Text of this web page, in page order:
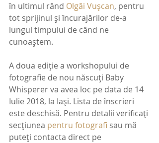
în ultimul rând Olgăi Vușcan, pentru
tot sprijinul și încurajărilor de-a
lungul timpului de când ne
cunoaștem.
A doua ediție a workshopului de
fotografie de nou născuți Baby
Whisperer va avea loc pe data de 14
Iulie 2018, la Iași. Lista de înscrieri
este deschisă. Pentru detalii verificați
secțiunea pentru fotografi sau mă
puteți contacta direct pe